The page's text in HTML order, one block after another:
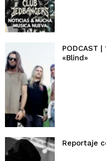
PODCAST
«Blind»
Reportaje